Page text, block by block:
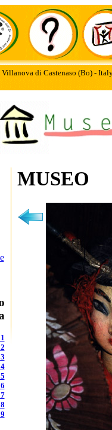
Villanova di Castenaso (Bo) -
MUSEO